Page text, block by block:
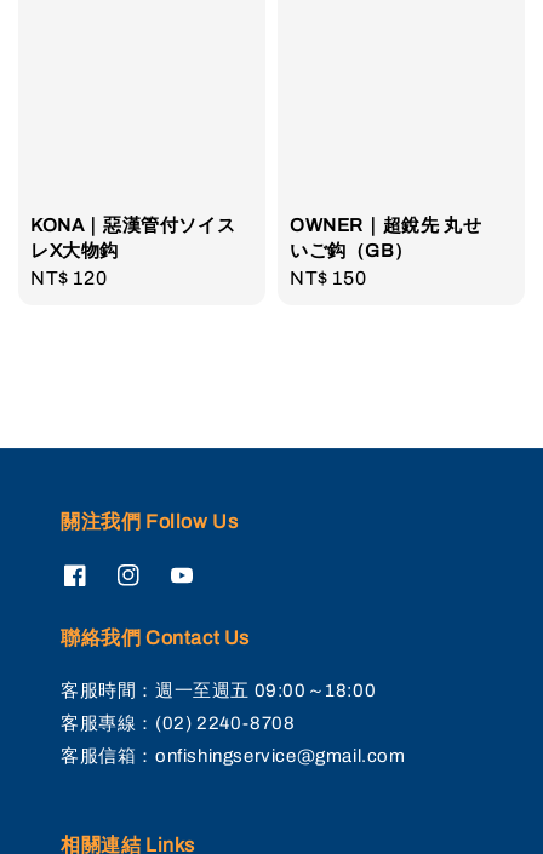
KONA｜惡漢管付ソイス
レX大物鈎
Regular
NT$ 120
OWNER｜超銳先 丸せ
いご鈎（GB）
Regular
NT$ 150
關注我們 Follow Us
聯絡我們 Contact Us
客服時間：週一至週五 09:00～18:00
客服專線：(02) 2240-8708
客服信箱：onfishingservice@gmail.com
相關連結 Links